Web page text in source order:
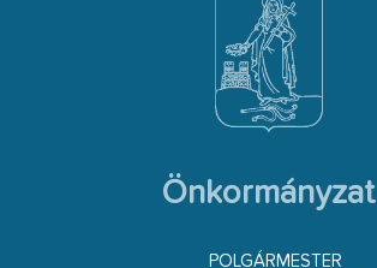
Önkormányzat
POLGÁRMESTER